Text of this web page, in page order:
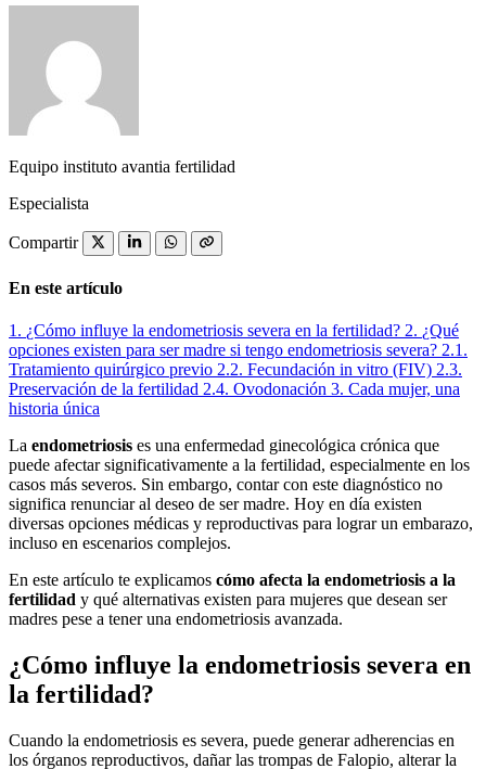
Equipo instituto avantia fertilidad
Especialista
Compartir
En este artículo
1. ¿Cómo influye la endometriosis severa en la fertilidad? 2. ¿Qué
opciones existen para ser madre si tengo endometriosis severa? 2.1.
Tratamiento quirúrgico previo 2.2. Fecundación in vitro (FIV) 2.3.
Preservación de la fertilidad 2.4. Ovodonación 3. Cada mujer, una
historia única
La endometriosis es una enfermedad ginecológica crónica que
puede afectar significativamente a la fertilidad, especialmente en los
casos más severos. Sin embargo, contar con este diagnóstico no
significa renunciar al deseo de ser madre. Hoy en día existen
diversas opciones médicas y reproductivas para lograr un embarazo,
incluso en escenarios complejos.
En este artículo te explicamos cómo afecta la endometriosis a la
fertilidad y qué alternativas existen para mujeres que desean ser
madres pese a tener una endometriosis avanzada.
¿Cómo influye la endometriosis severa en
la fertilidad?
Cuando la endometriosis es severa, puede generar adherencias en
los órganos reproductivos, dañar las trompas de Falopio, alterar la